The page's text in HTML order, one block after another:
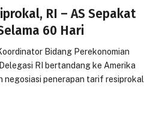
RI – AS Sepakat
60 Hari
Bidang Perekonomian
RI bertandang ke Amerika
negosiasi penerapan tarif resiprokal